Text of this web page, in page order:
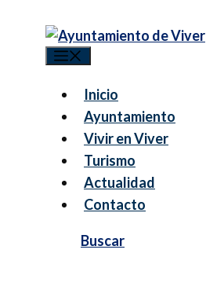
Menú
Inicio
Ayuntamiento
Vivir en Viver
Turismo
Actualidad
Contacto